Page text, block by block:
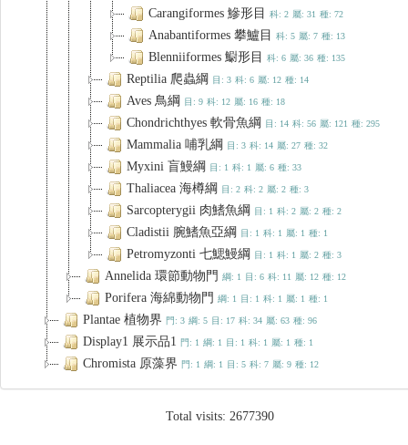
Carangiformes 鰺形目 科: 2 屬: 31 種: 72
Anabantiformes 攀鱸目 科: 5 屬: 7 種: 13
Blenniiformes 䲁形目 科: 6 屬: 36 種: 135
Reptilia 爬蟲綱 目: 3 科: 6 屬: 12 種: 14
Aves 鳥綱 目: 9 科: 12 屬: 16 種: 18
Chondrichthyes 軟骨魚綱 目: 14 科: 56 屬: 121 種: 295
Mammalia 哺乳綱 目: 3 科: 14 屬: 27 種: 32
Myxini 盲鰻綱 目: 1 科: 1 屬: 6 種: 33
Thaliacea 海樽綱 目: 2 科: 2 屬: 2 種: 3
Sarcopterygii 肉鰭魚綱 目: 1 科: 2 屬: 2 種: 2
Cladistii 腕鰭魚亞綱 目: 1 科: 1 屬: 1 種: 1
Petromyzonti 七鰓鰻綱 目: 1 科: 1 屬: 2 種: 3
Annelida 環節動物門 綱: 1 目: 6 科: 11 屬: 12 種: 12
Porifera 海綿動物門 綱: 1 目: 1 科: 1 屬: 1 種: 1
Plantae 植物界 門: 3 綱: 5 目: 17 科: 34 屬: 63 種: 96
Display1 展示品1 門: 1 綱: 1 目: 1 科: 1 屬: 1 種: 1
Chromista 原藻界 門: 1 綱: 1 目: 5 科: 7 屬: 9 種: 12
Total visits: 2677390